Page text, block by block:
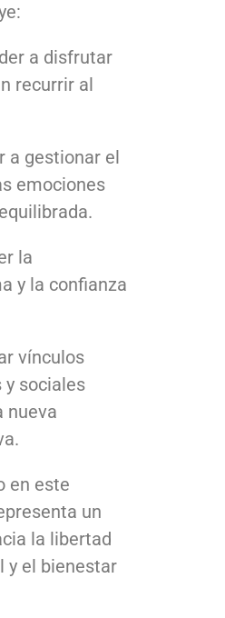
a disfrutar
recurrir al
a gestionar el
emociones
la
y la confianza
vínculos
sociales
nueva
en este
un
la libertad
y el bienestar